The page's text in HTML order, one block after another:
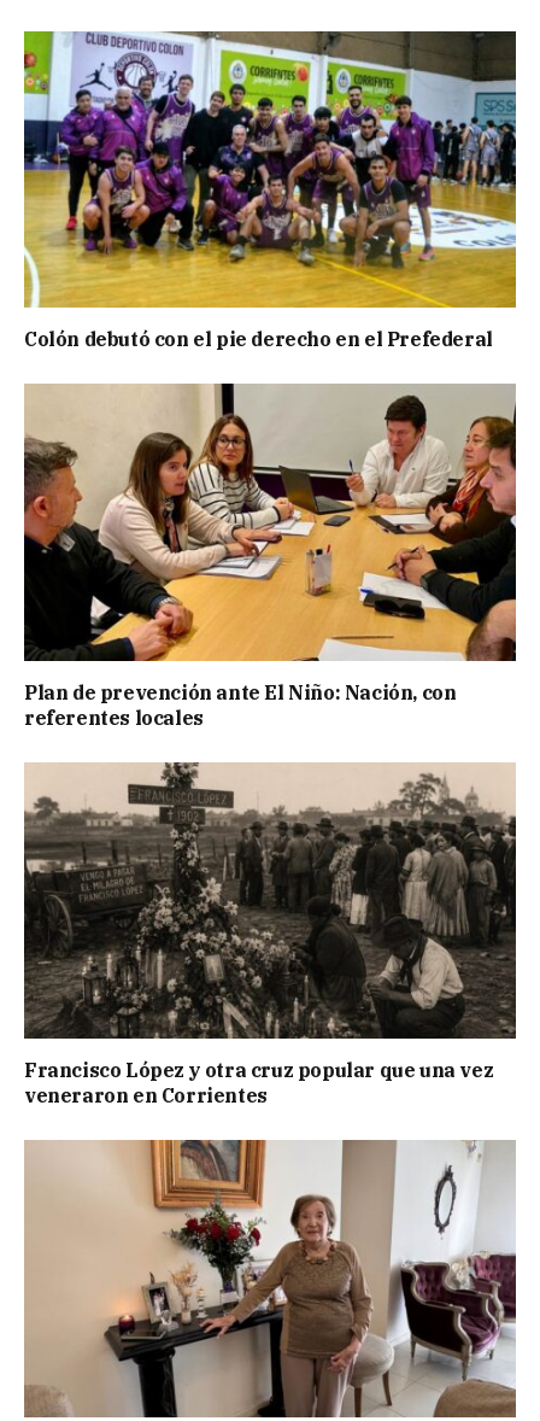
Colón debutó con el pie derecho en el Prefederal
Plan de prevención ante El Niño: Nación, con
referentes locales
Francisco López y otra cruz popular que una vez
veneraron en Corrientes